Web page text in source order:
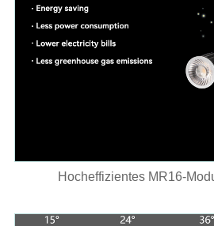
Hocheffizientes MR16-